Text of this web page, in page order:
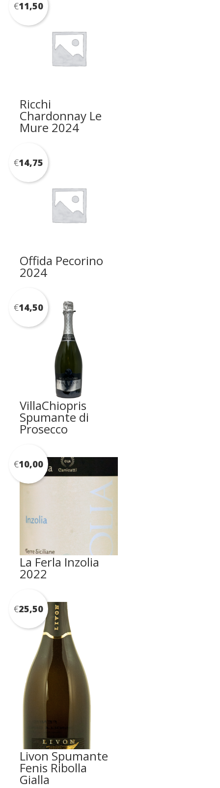
Ricchi
Chardonnay Le
Mure 2024
€11,50
Offida Pecorino
2024
€14,75
VillaChiopris
Spumante di
Prosecco
€14,50
La Ferla Inzolia
2022
€10,00
Livon Spumante
Fenis Ribolla
Gialla
€25,50